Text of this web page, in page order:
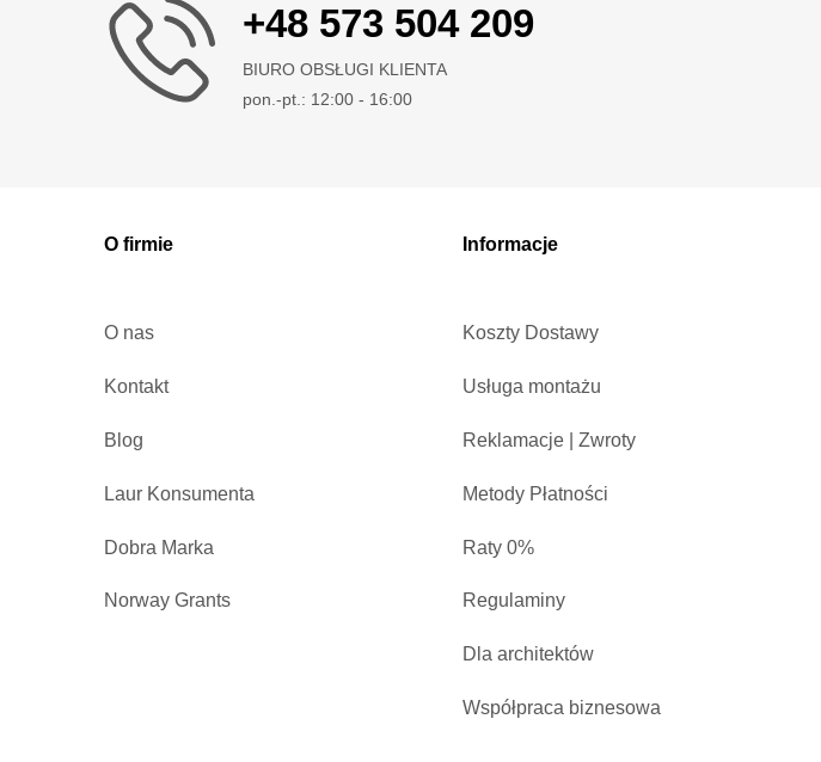
+48 573 504 209
BIURO OBSŁUGI KLIENTA
pon.-pt.: 12:00 - 16:00
O firmie
O nas
Kontakt
Blog
Laur Konsumenta
Dobra Marka
Norway Grants
Informacje
Koszty Dostawy
Usługa montażu
Reklamacje | Zwroty
Metody Płatności
Raty 0%
Regulaminy
Dla architektów
Współpraca biznesowa